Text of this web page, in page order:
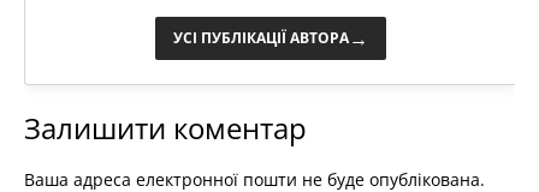
УСІ ПУБЛІКАЦІЇ АВТОРА→
Залишити коментар
Ваша адреса електронної пошти не буде опублікована.